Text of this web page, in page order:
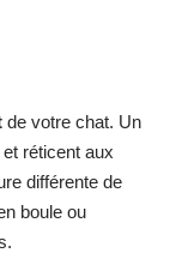
de votre chat. Un
réticent aux
différente de
boule ou